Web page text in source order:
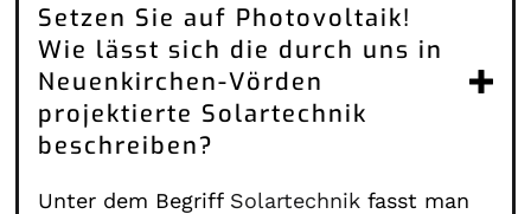
Setzen Sie auf Photovoltaik!
Wie lässt sich die durch uns in
Neuenkirchen-Vörden
projektierte Solartechnik
beschreiben?
Unter dem Begriff Solartechnik fasst man